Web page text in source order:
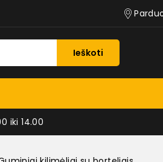
Ieškoti
iki 14.00